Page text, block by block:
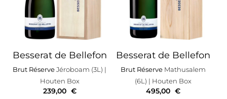
Besserat de Bellefon
Brut RéserveJéroboam (3L) |
Houten Box
239,00 €
Besserat de Bellefon
Brut Réserve Mathusalem
(6L) | Houten Box
495,00 €